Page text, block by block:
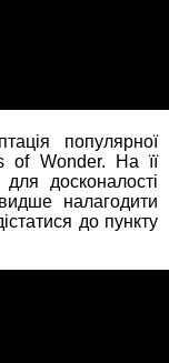
популярної
of Wonder. На її
досконалості
налагодити
до пункту